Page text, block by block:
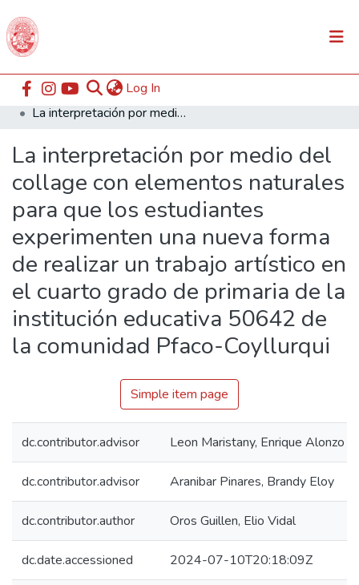
Log In
Communities & Collections
All of DSpace
Statistics
Home ESABAC
Facultad de Educación
La interpretación por medio del collage con elementos naturales para que los estudiantes experimenten una nueva forma de realizar un trabajo artístico en el cuarto grado de primaria de la institución educativa 50642 de la comunidad Pfaco-Coyllurqui
La interpretación por medio del
collage con elementos naturales
para que los estudiantes
experimenten una nueva forma
de realizar un trabajo artístico en
el cuarto grado de primaria de la
institución educativa 50642 de
la comunidad Pfaco-Coyllurqui
Simple item page
dc.contributor.advisor Leon Maristany, Enrique Alonzo
dc.contributor.advisor Aranibar Pinares, Brandy Eloy
dc.contributor.author Oros Guillen, Elio Vidal
dc.date.accessioned 2024-07-10T20:18:09Z